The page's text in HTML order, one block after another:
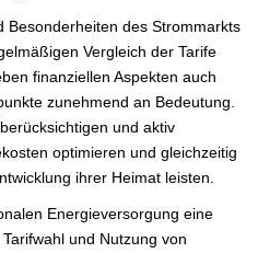
Besonderheiten des Strommarkts
Vergleich der Tarife
finanziellen Aspekten auch
zunehmend an Bedeutung.
und aktiv
optimieren und gleichzeitig
ihrer Heimat leisten.
Energieversorgung eine
und Nutzung von